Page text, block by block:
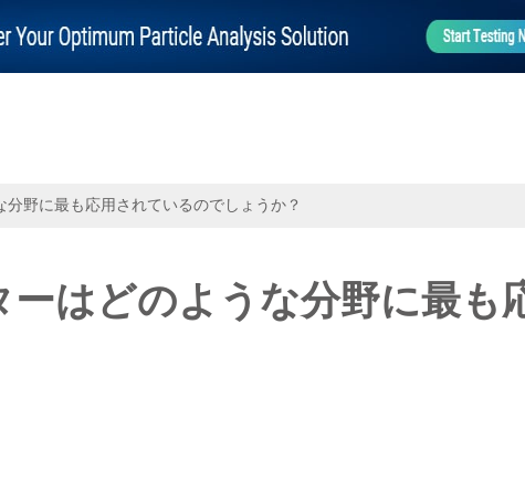
野に最も応用されているのでしょうか？
はどのような分野に最も